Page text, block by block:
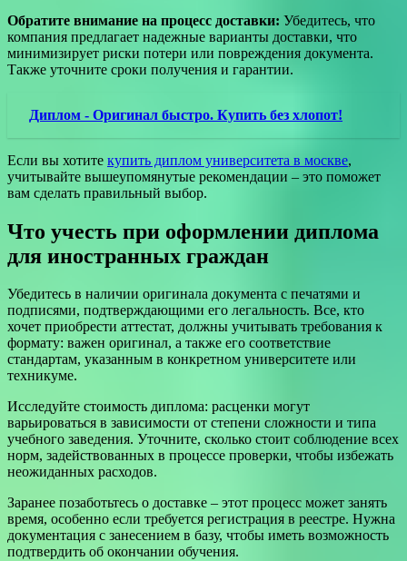
Обратите внимание на процесс доставки: Убедитесь, что
компания предлагает надежные варианты доставки, что
минимизирует риски потери или повреждения документа.
Также уточните сроки получения и гарантии.
Диплом - Оригинал быстро. Купить без хлопот!
Если вы хотите купить диплом университета в москве,
учитывайте вышеупомянутые рекомендации – это поможет
вам сделать правильный выбор.
Что учесть при оформлении диплома
для иностранных граждан
Убедитесь в наличии оригинала документа с печатями и
подписями, подтверждающими его легальность. Все, кто
хочет приобрести аттестат, должны учитывать требования к
формату: важен оригинал, а также его соответствие
стандартам, указанным в конкретном университете или
техникуме.
Исследуйте стоимость диплома: расценки могут
варьироваться в зависимости от степени сложности и типа
учебного заведения. Уточните, сколько стоит соблюдение всех
норм, задействованных в процессе проверки, чтобы избежать
неожиданных расходов.
Заранее позаботьтесь о доставке – этот процесс может занять
время, особенно если требуется регистрация в реестре. Нужна
документация с занесением в базу, чтобы иметь возможность
подтвердить об окончании обучения.